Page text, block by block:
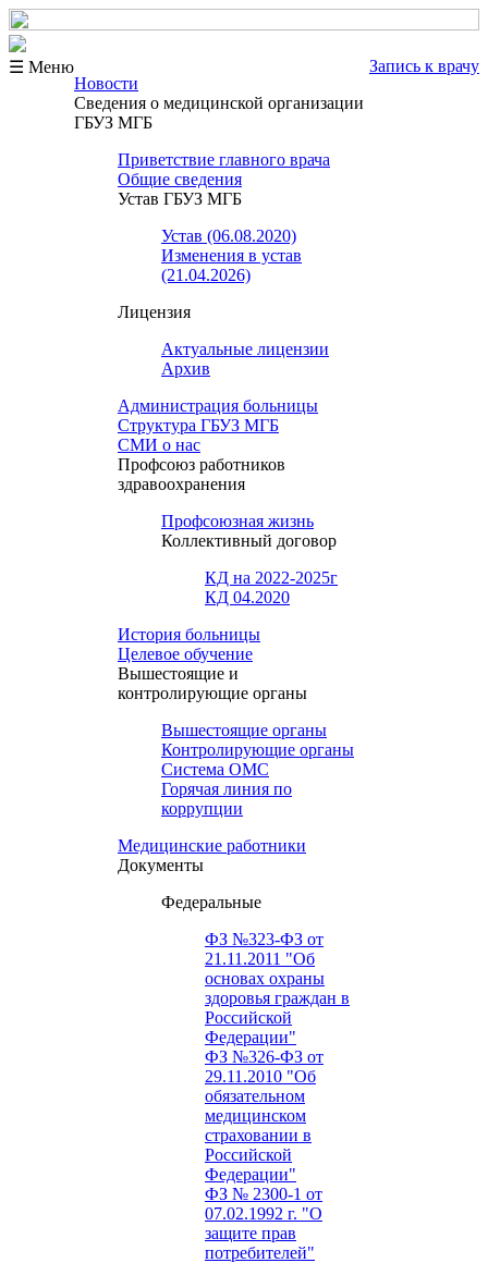
☰ Меню
Запись к врачу
Новости
Сведения о медицинской организации
ГБУЗ МГБ
Приветствие главного врача
Общие сведения
Устав ГБУЗ МГБ
Устав (06.08.2020)
Изменения в устав
(21.04.2026)
Лицензия
Актуальные лицензии
Архив
Администрация больницы
Структура ГБУЗ МГБ
СМИ о нас
Профсоюз работников
здравоохранения
Профсоюзная жизнь
Коллективный договор
КД на 2022-2025г
КД 04.2020
История больницы
Целевое обучение
Вышестоящие и
контролирующие органы
Вышестоящие органы
Контролирующие органы
Система ОМС
Горячая линия по
коррупции
Медицинские работники
Документы
Федеральные
ФЗ №323-ФЗ от
21.11.2011 "Об
основах охраны
здоровья граждан в
Российской
Федерации"
ФЗ №326-ФЗ от
29.11.2010 "Об
обязательном
медицинском
страховании в
Российской
Федерации"
ФЗ № 2300-1 от
07.02.1992 г. "О
защите прав
потребителей"